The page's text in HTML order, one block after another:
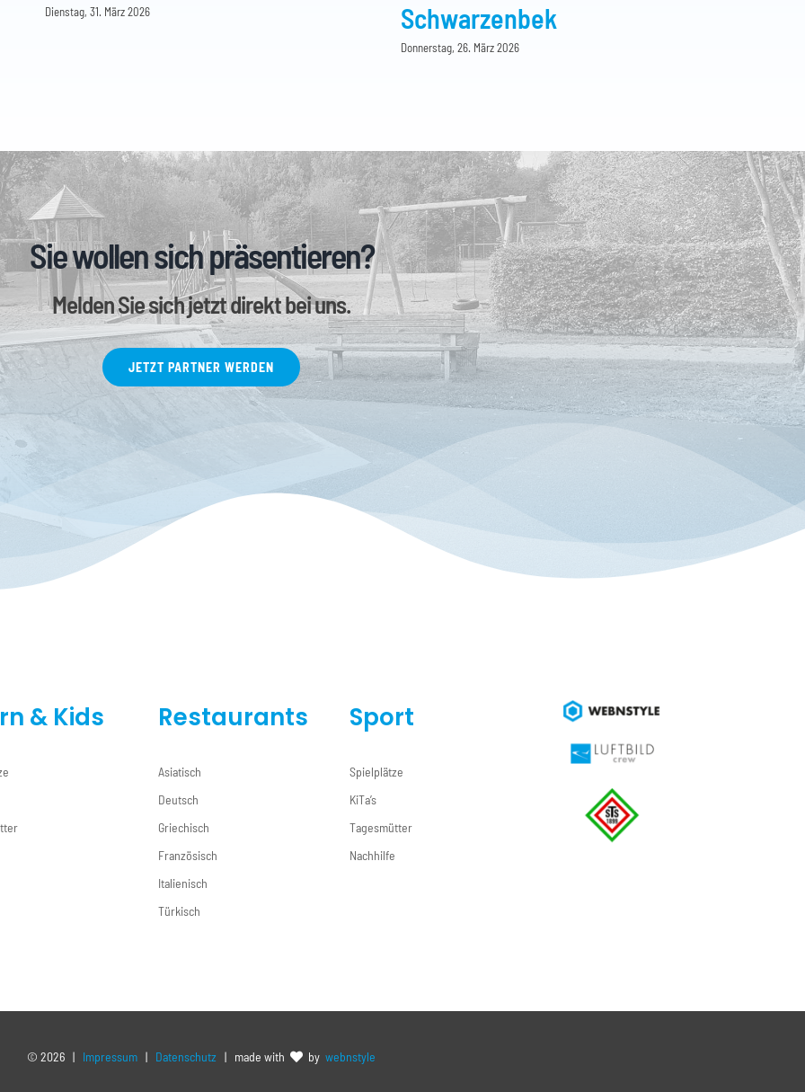
Dienstag, 31. März 2026
Schwarzenbek
Donnerstag, 26. März 2026
Sie wollen sich präsentieren?
Melden Sie sich jetzt direkt bei uns.
JETZT PARTNER WERDEN
& Kids Restaurants
Asiatisch
Deutsch
Griechisch
Französisch
Italienisch
Türkisch
Sport
Spielplätze
KiTa’s
Tagesmütter
Nachhilfe
© 2026 | Impressum | Datenschutz | made with by webnstyle